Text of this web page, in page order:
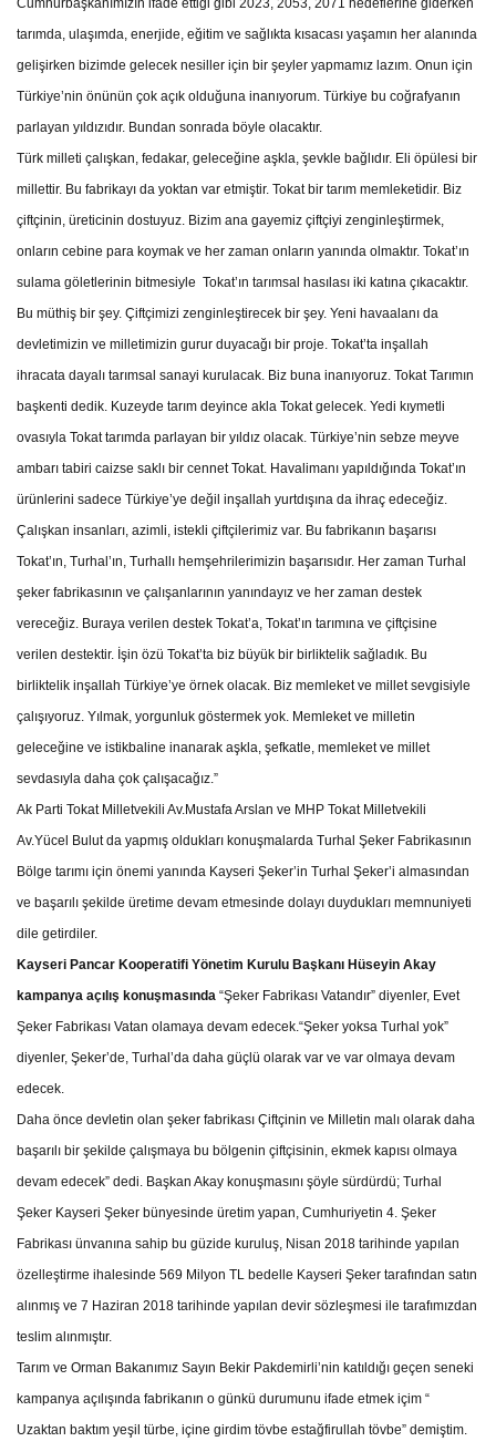
Cumhurbaşkanımızın ifade ettiği gibi 2023, 2053, 2071 hedeflerine giderken
tarımda, ulaşımda, enerjide, eğitim ve sağlıkta kısacası yaşamın her alanında
gelişirken bizimde gelecek nesiller için bir şeyler yapmamız lazım. Onun için
Türkiye’nin önünün çok açık olduğuna inanıyorum. Türkiye bu coğrafyanın
parlayan yıldızıdır. Bundan sonrada böyle olacaktır.
Türk milleti çalışkan, fedakar, geleceğine aşkla, şevkle bağlıdır. Eli öpülesi bir
millettir. Bu fabrikayı da yoktan var etmiştir. Tokat bir tarım memleketidir. Biz
çiftçinin, üreticinin dostuyuz. Bizim ana gayemiz çiftçiyi zenginleştirmek,
onların cebine para koymak ve her zaman onların yanında olmaktır. Tokat’ın
sulama göletlerinin bitmesiyle Tokat’ın tarımsal hasılası iki katına çıkacaktır.
Bu müthiş bir şey. Çiftçimizi zenginleştirecek bir şey. Yeni havaalanı da
devletimizin ve milletimizin gurur duyacağı bir proje. Tokat’ta inşallah
ihracata dayalı tarımsal sanayi kurulacak. Biz buna inanıyoruz. Tokat Tarımın
başkenti dedik. Kuzeyde tarım deyince akla Tokat gelecek. Yedi kıymetli
ovasıyla Tokat tarımda parlayan bir yıldız olacak. Türkiye’nin sebze meyve
ambarı tabiri caizse saklı bir cennet Tokat. Havalimanı yapıldığında Tokat’ın
ürünlerini sadece Türkiye’ye değil inşallah yurtdışına da ihraç edeceğiz.
Çalışkan insanları, azimli, istekli çiftçilerimiz var. Bu fabrikanın başarısı
Tokat’ın, Turhal’ın, Turhallı hemşehrilerimizin başarısıdır. Her zaman Turhal
şeker fabrikasının ve çalışanlarının yanındayız ve her zaman destek
vereceğiz. Buraya verilen destek Tokat’a, Tokat’ın tarımına ve çiftçisine
verilen destektir. İşin özü Tokat’ta biz büyük bir birliktelik sağladık. Bu
birliktelik inşallah Türkiye’ye örnek olacak. Biz memleket ve millet sevgisiyle
çalışıyoruz. Yılmak, yorgunluk göstermek yok. Memleket ve milletin
geleceğine ve istikbaline inanarak aşkla, şefkatle, memleket ve millet
sevdasıyla daha çok çalışacağız.”
Ak Parti Tokat Milletvekili Av.Mustafa Arslan ve MHP Tokat Milletvekili
Av.Yücel Bulut da yapmış oldukları konuşmalarda Turhal Şeker Fabrikasının
Bölge tarımı için önemi yanında Kayseri Şeker’in Turhal Şeker’i almasından
ve başarılı şekilde üretime devam etmesinde dolayı duydukları memnuniyeti
dile getirdiler.
Kayseri Pancar Kooperatifi Yönetim Kurulu Başkanı Hüseyin Akay
kampanya açılış konuşmasında “Şeker Fabrikası Vatandır” diyenler, Evet
Şeker Fabrikası Vatan olamaya devam edecek.“Şeker yoksa Turhal yok”
diyenler, Şeker’de, Turhal’da daha güçlü olarak var ve var olmaya devam
edecek.
Daha önce devletin olan şeker fabrikası Çiftçinin ve Milletin malı olarak daha
başarılı bir şekilde çalışmaya bu bölgenin çiftçisinin, ekmek kapısı olmaya
devam edecek” dedi. Başkan Akay konuşmasını şöyle sürdürdü; Turhal
Şeker Kayseri Şeker bünyesinde üretim yapan, Cumhuriyetin 4. Şeker
Fabrikası ünvanına sahip bu güzide kuruluş, Nisan 2018 tarihinde yapılan
özelleştirme ihalesinde 569 Milyon TL bedelle Kayseri Şeker tarafından satın
alınmış ve 7 Haziran 2018 tarihinde yapılan devir sözleşmesi ile tarafımızdan
teslim alınmıştır.
Tarım ve Orman Bakanımız Sayın Bekir Pakdemirli’nin katıldığı geçen seneki
kampanya açılışında fabrikanın o günkü durumunu ifade etmek içim “
Uzaktan baktım yeşil türbe, içine girdim tövbe estağfirullah tövbe” demiştim.